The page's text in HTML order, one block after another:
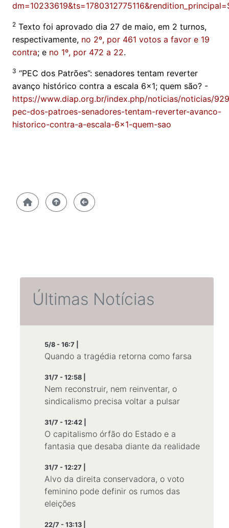
2 Texto foi aprovado dia 27 de maio, em 2 turnos,
respectivamente, no 2º, por 461 votos a favor e 19
contra; e no 1º, por 472 a 22.
3 “PEC dos Patrões”: senadores tentam reverter
avanço histórico contra a escala 6x1; quem são? -
https://www.diap.org.br/index.php/noticias/noticias/
pec-dos-patroes-senadores-tentam-reverter-avanco-
historico-contra-a-escala-6x1-quem-sao
Últimas Notícias
5/8 - 16:7 |
Quando a tragédia retorna como farsa
31/7 - 12:58 |
Nem reconstruir, nem reinventar, o
sindicalismo precisa voltar a pulsar
31/7 - 12:42 |
O capitalismo órfão do Estado e a
fantasia que desaba diante da realidade
31/7 - 12:27 |
Alvo da direita conservadora, o voto
feminino pode definir os rumos das
eleições
22/7 - 13:13 |